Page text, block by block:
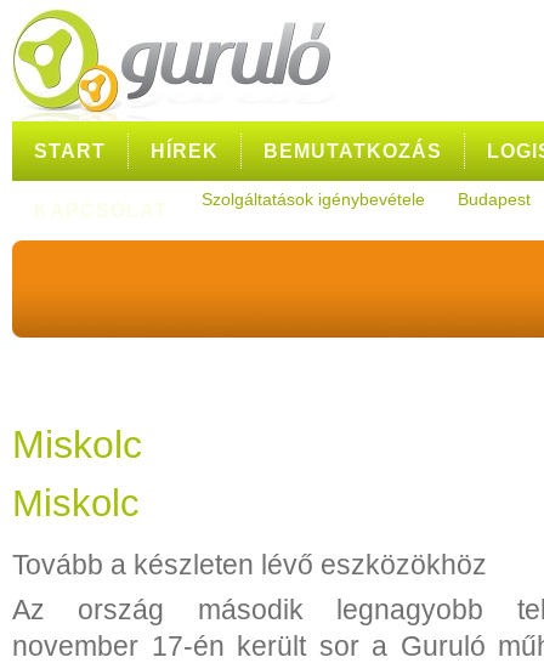
START HÍREK BEMUTATKOZÁS
KAPCSOLAT
Szolgáltatások igénybevétele Budapest
Miskolc
Miskolc
Tovább a készleten lévő eszközökhöz
Az ország második legnagyobb
november 17-én került sor a Guruló